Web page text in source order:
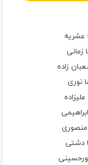
عشریه
زاده
نوری
دشتی